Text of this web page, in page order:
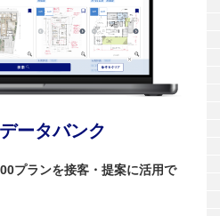
ータバンク
プランを接客・提案に活用で